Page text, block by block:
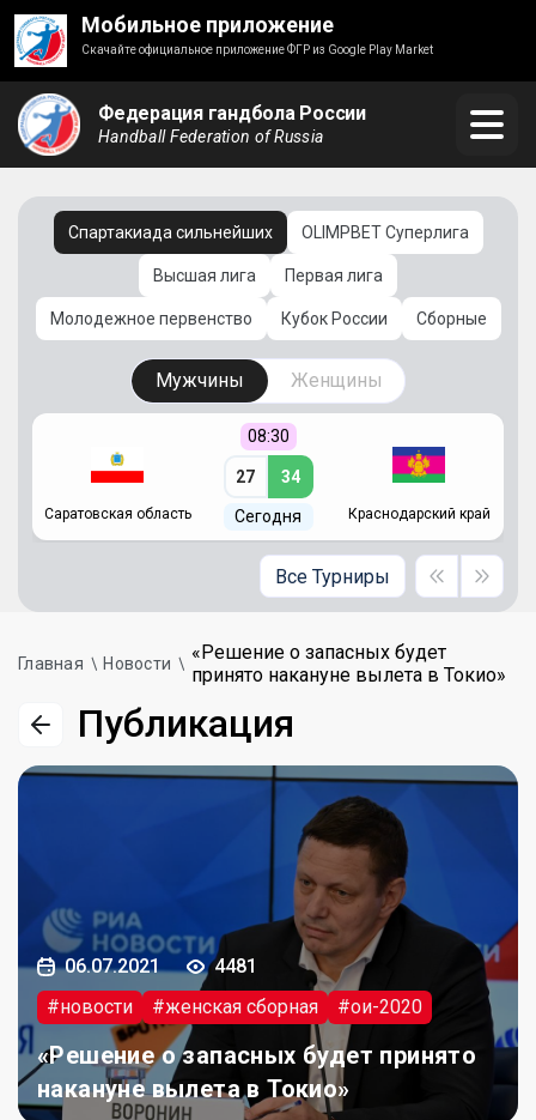
Мобильное приложение
Скачайте официальное приложение ФГР из Google Play Market
Федерация гандбола России
Handball Federation of Russia
Спартакиада сильнейших OLIMPBET Суперлига
Высшая лига Первая лига
Молодежное первенство Кубок России Сборные
Мужчины Женщины
Саратовская область
08:30
27 34
Сегодня Краснодарский край
Все Турниры
Главная Новости
«Решение о запасных будет
принято накануне вылета в Токио»
Публикация
06.07.2021
4481
#новости
#женская сборная #ои-2020
«Решение о запасных будет принято
накануне вылета в Токио»